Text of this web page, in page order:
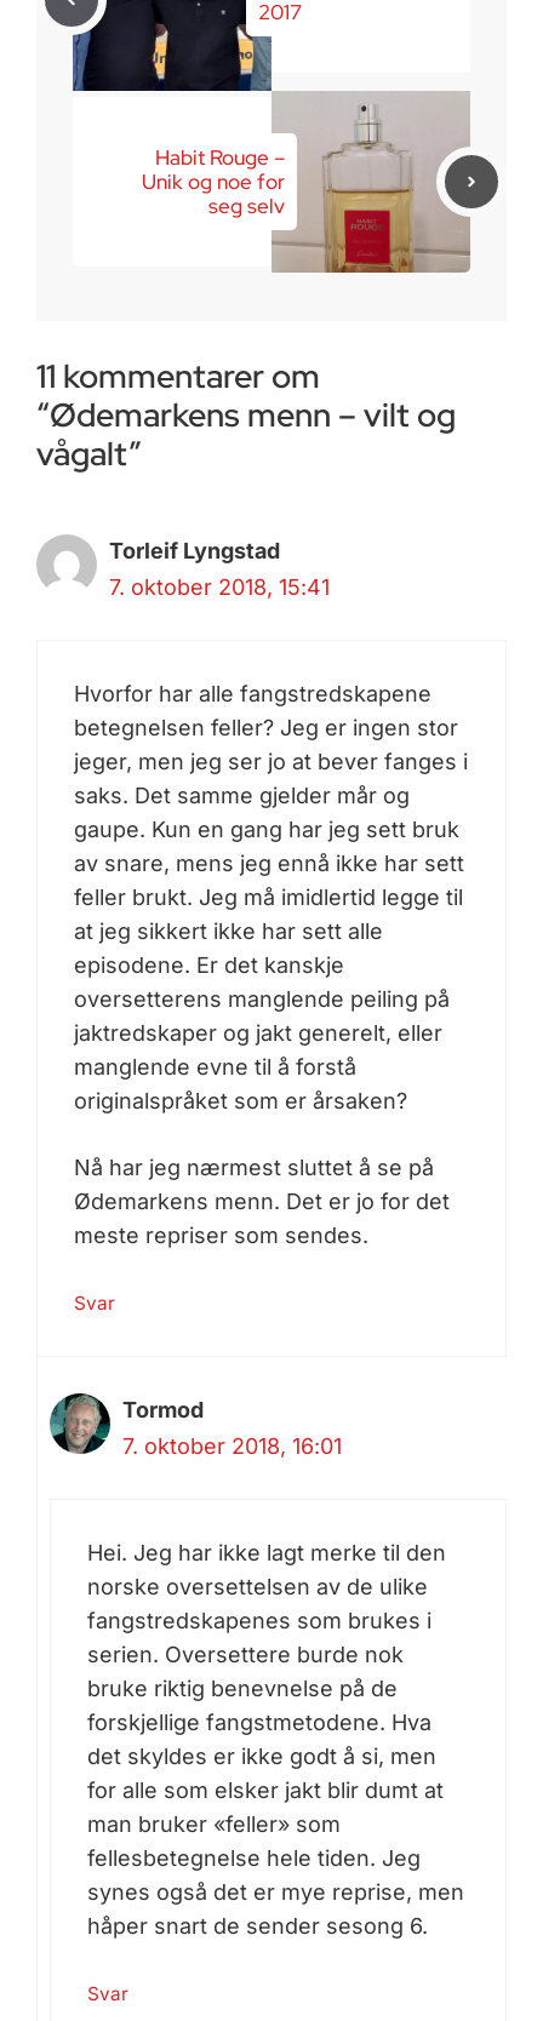
2017
Habit Rouge –
Unik og noe for
seg selv
11 kommentarer om
“Ødemarkens menn – vilt og
vågalt”
Torleif Lyngstad
7. oktober 2018, 15:41
Hvorfor har alle fangstredskapene
betegnelsen feller? Jeg er ingen stor
jeger, men jeg ser jo at bever fanges i
saks. Det samme gjelder mår og
gaupe. Kun en gang har jeg sett bruk
av snare, mens jeg ennå ikke har sett
feller brukt. Jeg må imidlertid legge til
at jeg sikkert ikke har sett alle
episodene. Er det kanskje
oversetterens manglende peiling på
jaktredskaper og jakt generelt, eller
manglende evne til å forstå
originalspråket som er årsaken?
Nå har jeg nærmest sluttet å se på
Ødemarkens menn. Det er jo for det
meste repriser som sendes.
Svar
Tormod
7. oktober 2018, 16:01
Hei. Jeg har ikke lagt merke til den
norske oversettelsen av de ulike
fangstredskapenes som brukes i
serien. Oversettere burde nok
bruke riktig benevnelse på de
forskjellige fangstmetodene. Hva
det skyldes er ikke godt å si, men
for alle som elsker jakt blir dumt at
man bruker «feller» som
fellesbetegnelse hele tiden. Jeg
synes også det er mye reprise, men
håper snart de sender sesong 6.
Svar